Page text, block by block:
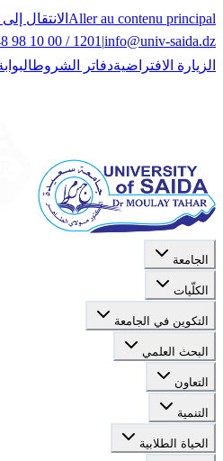
Aller au contenu principal الانتقال
info@univ-saida.dz
|
98 10 00 / 1201
الزيارة الافتراضيةدفاتر الشروط
الجامعة
الكلّيات
التكوين في الجامعة
البحث العلمي
التعاون
التنمية
الحياة الطلابية